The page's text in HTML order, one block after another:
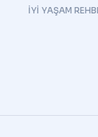
İYI YAŞAM